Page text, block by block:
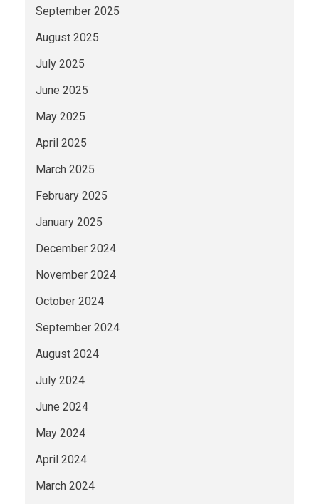
September 2025
August 2025
July 2025
June 2025
May 2025
April 2025
March 2025
February 2025
January 2025
December 2024
November 2024
October 2024
September 2024
August 2024
July 2024
June 2024
May 2024
April 2024
March 2024